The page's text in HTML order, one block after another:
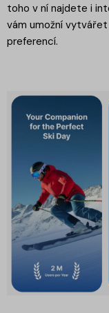
toho v ní najdete i
vám umožní
preferencí.